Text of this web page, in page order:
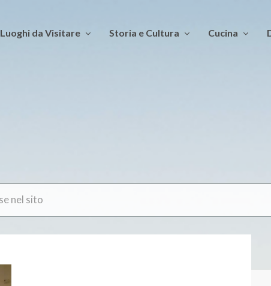
Luoghi da Visitare Storia e Cultura Cucina